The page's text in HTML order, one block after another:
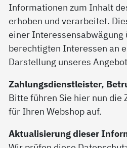
Informationen zum Inhalt
erhoben und verarbeitet.
einer Interessensabwägung
berechtigten Interessen an
Darstellung unseres
Zahlungsdienstleister,
Bitte führen Sie hier nun
für Ihren Webshop auf.
Aktualisierung dieser